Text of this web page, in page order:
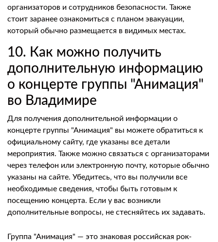
организаторов и сотрудников безопасности. Также
стоит заранее ознакомиться с планом эвакуации,
который обычно размещается в видимых местах.
10. Как можно получить
дополнительную информацию
о концерте группы "Анимация"
во Владимире
Для получения дополнительной информации о
концерте группы "Анимация" вы можете обратиться к
официальному сайту, где указаны все детали
мероприятия. Также можно связаться с организаторами
через телефон или электронную почту, которые обычно
указаны на сайте. Убедитесь, что вы получили все
необходимые сведения, чтобы быть готовым к
посещению концерта. Если у вас возникли
дополнительные вопросы, не стесняйтесь их задавать.
Группа "Анимация" — это знаковая российская рок-